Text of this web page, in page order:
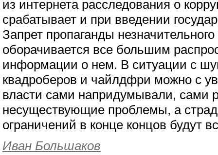
из интернета расследования о
срабатывает и при введении
Запрет пропаганды
оборачивается все большим
информации о нем. В ситуации с
квадроберов и чайлдфри можно с
власти сами напридумывали, сами
несуществующие проблемы, а
ограничений в конце концов будут
Иван Большаков